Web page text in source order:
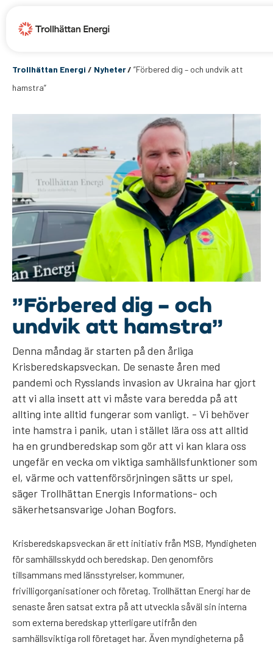
Trollhättan Energi / Nyheter/ ”Förbered dig – och undvik att
hamstra”
”Förbered dig – och
undvik att hamstra”
Denna måndag är starten på den årliga
Krisberedskapsveckan. De senaste åren med
pandemi och Rysslands invasion av Ukraina har gjort
att vi alla insett att vi måste vara beredda på att
allting inte alltid fungerar som vanligt. - Vi behöver
inte hamstra i panik, utan i stället lära oss att alltid
ha en grundberedskap som gör att vi kan klara oss
ungefär en vecka om viktiga samhällsfunktioner som
el, värme och vattenförsörjningen sätts ur spel,
säger Trollhättan Energis Informations- och
säkerhetsansvarige Johan Bogfors.
Krisberedskapsveckan är ett initiativ från MSB, Myndigheten
för samhällsskydd och beredskap. Den genomförs
tillsammans med länsstyrelser, kommuner,
frivilligorganisationer och företag. Trollhättan Energi har de
senaste åren satsat extra på att utveckla såväl sin interna
som externa beredskap ytterligare utifrån den
samhällsviktiga roll företaget har. Även myndigheterna på